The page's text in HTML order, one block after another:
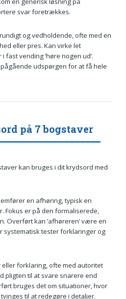
svar foretrækkes.
og vedholdende, ofte med en
eller pres. Kan virke let
fast vending ‘høre nogen ud’.
udspørgen for at få hele
på 7 bogstaver
kan bruges i dit krydsord med
en afhøring, typisk en
Fokus er på den formaliserede,
Overført kan ‘afhøreren’ være en
systematisk tester forklaringer og
forklaring, ofte med autoritet
pligten til at svare snarere end
bruges det om situationer, hvor
til at redegøre i detaljer.